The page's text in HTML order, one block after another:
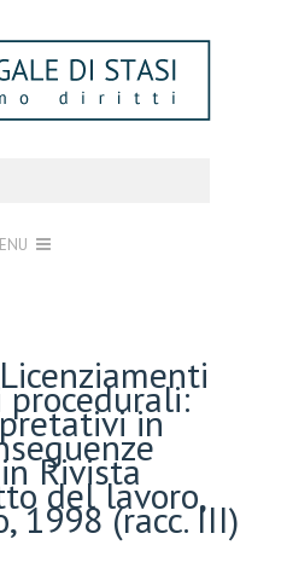
in
Rivista
del lavoro,
1998 (racc. III)